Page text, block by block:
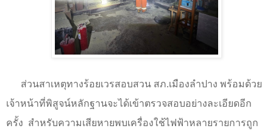
ส่วนสาเหตุทางร้อยเวรสอบสวน สภ.เมืองลำปาง พร้อมด้วย
เจ้าหน้าที่พิสูจน์หลักฐานจะได้เข้าตรวจสอบอย่างละเอียดอีก
ครั้ง สำหรับความเสียหายพบเครื่องใช้ไฟฟ้าหลายรายการถูก